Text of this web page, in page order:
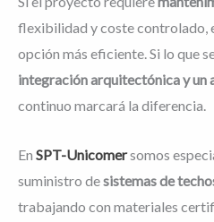
flexibilidad y coste controlado,
opción más eficiente. Si lo que
integración arquitectónica y un
continuo marcará la diferencia.
En SPT-Unicomersomos
suministro desistemas de
trabajando con materiales